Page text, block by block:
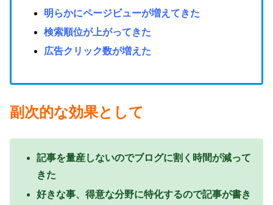
明らかにページビューが増えてきた
検索順位が上がってきた
広告クリック数が増えた
副次的な効果として
記事を量産しないのでブログに割く時間が減って
きた
好きな事、得意な分野に特化するので記事が書き